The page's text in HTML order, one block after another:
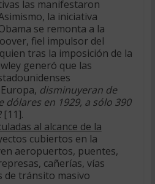
las manifestaron
la iniciativa
se remonta a la
fiel impulsor del
tras la imposición de la
generó que las
disminuyeran de
dólares en 1929, a sólo 390
[11].
al alcance de la
cubiertos en la
aeropuertos, puentes,
cañerías, vías
de tránsito masivo